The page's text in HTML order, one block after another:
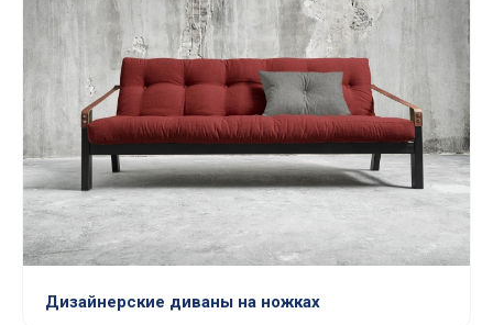
Дизайнерские диваны на ножках